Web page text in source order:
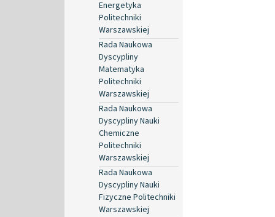
Energetyka
Politechniki
Warszawskiej
Rada Naukowa
Dyscypliny
Matematyka
Politechniki
Warszawskiej
Rada Naukowa
Dyscypliny Nauki
Chemiczne
Politechniki
Warszawskiej
Rada Naukowa
Dyscypliny Nauki
Fizyczne Politechniki
Warszawskiej